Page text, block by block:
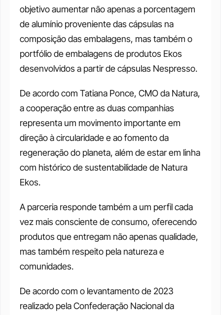
objetivo aumentar não apenas a porcentagem
de alumínio proveniente das cápsulas na
composição das embalagens, mas também o
portfólio de embalagens de produtos Ekos
desenvolvidos a partir de cápsulas Nespresso.
De acordo com Tatiana Ponce, CMO da Natura,
a cooperação entre as duas companhias
representa um movimento importante em
direção à circularidade e ao fomento da
regeneração do planeta, além de estar em linha
com histórico de sustentabilidade de Natura
Ekos.
A parceria responde também a um perfil cada
vez mais consciente de consumo, oferecendo
produtos que entregam não apenas qualidade,
mas também respeito pela natureza e
comunidades.
De acordo com o levantamento de 2023
realizado pela Confederação Nacional da